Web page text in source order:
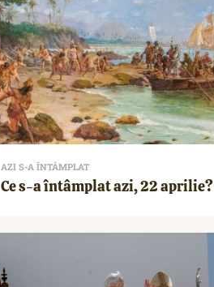
AZI S-A ÎNTÂMPLAT
Ce s-a întâmplat azi, 22 aprilie?